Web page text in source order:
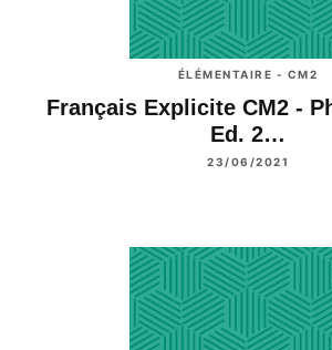
ÉLÉMENTAIRE - CM2
Français Explicite CM2 -
Ed. 2…
23/06/2021